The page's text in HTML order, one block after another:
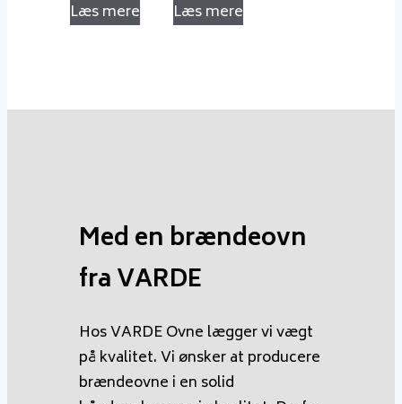
Læs mere Læs mere
Med en brændeovn
fra VARDE
Hos VARDE Ovne lægger vi vægt
på kvalitet. Vi ønsker at producere
brændeovne i en solid